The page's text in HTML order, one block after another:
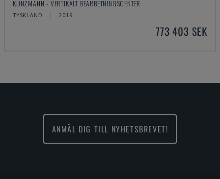
KUNZMANN - VERTIKALT BEARBETNINGSCENTER
TYSKLAND 2019
773 403 SEK
ANMÄL DIG TILL NYHETSBREVET!